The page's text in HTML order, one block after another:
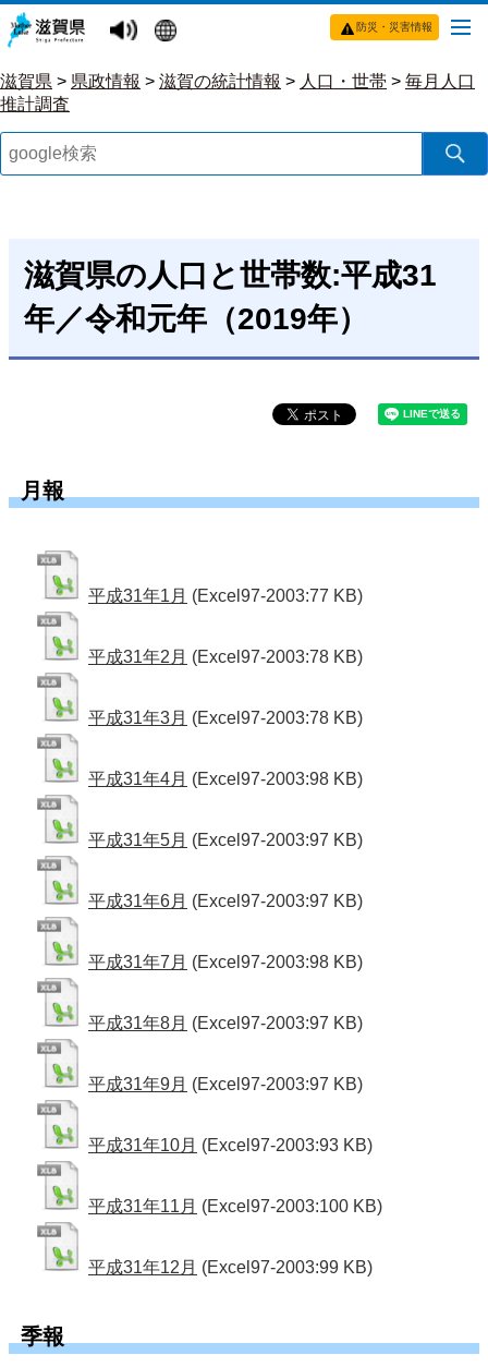
防災・災害情報
滋賀県 > 県政情報 > 滋賀の統計情報 > 人口・世帯 > 毎月人口
推計調査
滋賀県の人口と世帯数:平成31
年／令和元年（2019年）
月報
平成31年1月 (Excel97-2003:77 KB)
平成31年2月 (Excel97-2003:78 KB)
平成31年3月 (Excel97-2003:78 KB)
平成31年4月 (Excel97-2003:98 KB)
平成31年5月 (Excel97-2003:97 KB)
平成31年6月 (Excel97-2003:97 KB)
平成31年7月 (Excel97-2003:98 KB)
平成31年8月 (Excel97-2003:97 KB)
平成31年9月 (Excel97-2003:97 KB)
平成31年10月 (Excel97-2003:93 KB)
平成31年11月 (Excel97-2003:100 KB)
平成31年12月 (Excel97-2003:99 KB)
季報